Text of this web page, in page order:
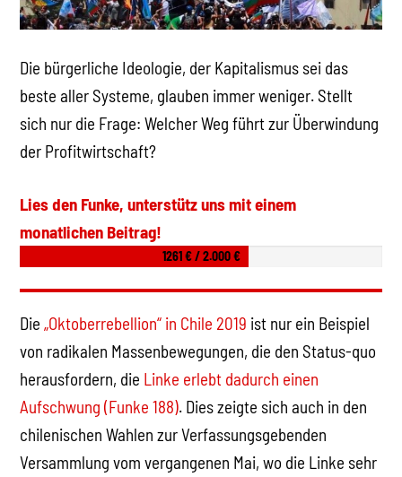
Die bürgerliche Ideologie, der Kapitalismus sei das
beste aller Systeme, glauben immer weniger. Stellt
sich nur die Frage: Welcher Weg führt zur Überwindung
der Profitwirtschaft?
Lies den Funke, unterstütz uns mit einem
monatlichen Beitrag!
1261 € / 2.000 €
Die„Oktoberrebellion“ in Chile 2019 ist nur ein Beispiel
von radikalen Massenbewegungen, die den Status-quo
herausfordern, die Linke erlebt dadurch einen
Aufschwung (Funke 188). Dies zeigte sich auch in den
chilenischen Wahlen zur Verfassungsgebenden
Versammlung vom vergangenen Mai, wo die Linke sehr